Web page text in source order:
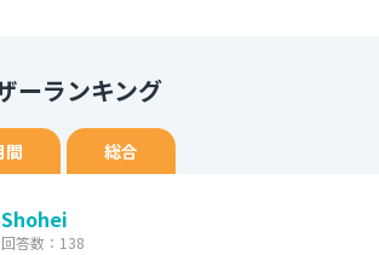
ーランキング
間 総合
Shohei
回答数：138